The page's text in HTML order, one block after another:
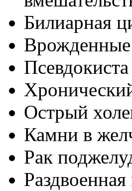
Билиарная
Острый
Камни в
Рак